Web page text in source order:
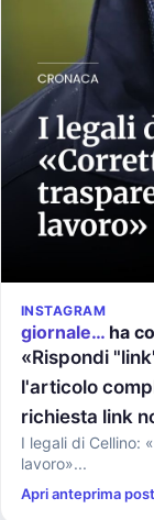
INSTAGRAM
giornale… ha
«Rispondi
l'articolo
richiesta link
I legali di Cellino:
lavoro»...
Apri anteprima